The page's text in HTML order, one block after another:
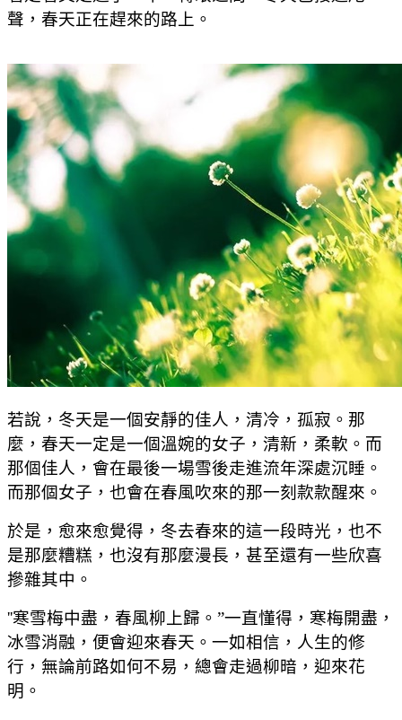
聲，春天正在趕來的路上。
若說，冬天是一個安靜的佳人，清冷，孤寂。那
麼，春天一定是一個溫婉的女子，清新，柔軟。而
那個佳人，會在最後一場雪後走進流年深處沉睡。
而那個女子，也會在春風吹來的那一刻款款醒來。
於是，愈來愈覺得，冬去春來的這一段時光，也不
是那麼糟糕，也沒有那麼漫長，甚至還有一些欣喜
摻雜其中。
''寒雪梅中盡，春風柳上歸。”一直懂得，寒梅開盡，
冰雪消融，便會迎來春天。一如相信，人生的修
行，無論前路如何不易，總會走過柳暗，迎來花
明。